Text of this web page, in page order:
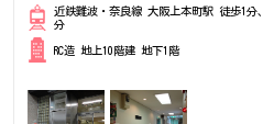
近鉄難波・奈良線 大阪上本町駅 徒歩1
分
RC造 地上10階建 地下1階